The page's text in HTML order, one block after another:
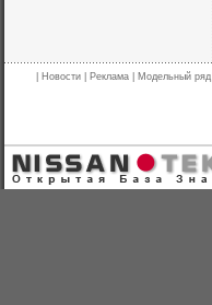
Новости Реклама Модельный ряд